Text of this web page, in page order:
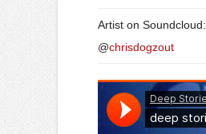
Artist on Soundcloud:
@chrisdogzout